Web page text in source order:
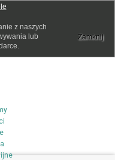
z naszych
lub
Zamknij